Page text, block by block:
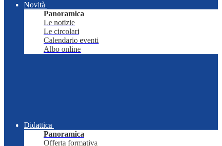
Novità
Panoramica
Le notizie
Le circolari
Calendario eventi
Albo online
Didattica
Panoramica
Offerta formativa